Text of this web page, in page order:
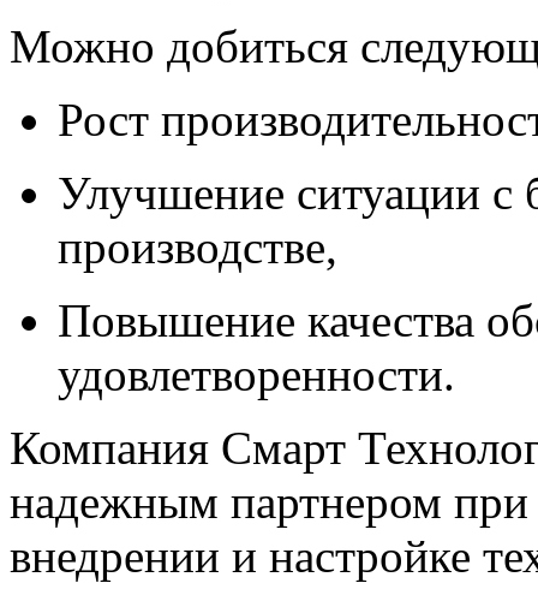
Можно добиться
Рост
Улучшение ситуации с
производстве,
Повышение качества
удовлетворенности.
Компания Смарт
надежным партнером при
внедрении и настройке